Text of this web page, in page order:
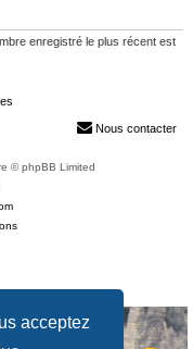
acceptez
enregistré le plus récent est
Nous contacter
© phpBB Limited